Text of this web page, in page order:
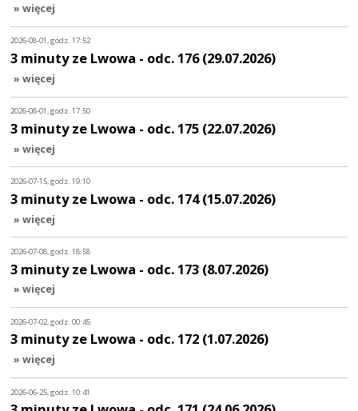
» więcej
2026-08-01, godz. 17:52
3 minuty ze Lwowa - odc. 176 (29.07.2026)
» więcej
2026-08-01, godz. 17:50
3 minuty ze Lwowa - odc. 175 (22.07.2026)
» więcej
2026-07-15, godz. 19:10
3 minuty ze Lwowa - odc. 174 (15.07.2026)
» więcej
2026-07-08, godz. 18:58
3 minuty ze Lwowa - odc. 173 (8.07.2026)
» więcej
2026-07-02, godz. 00:45
3 minuty ze Lwowa - odc. 172 (1.07.2026)
» więcej
2026-06-25, godz. 10:41